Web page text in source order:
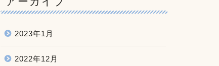
2023年1月
2022年12月